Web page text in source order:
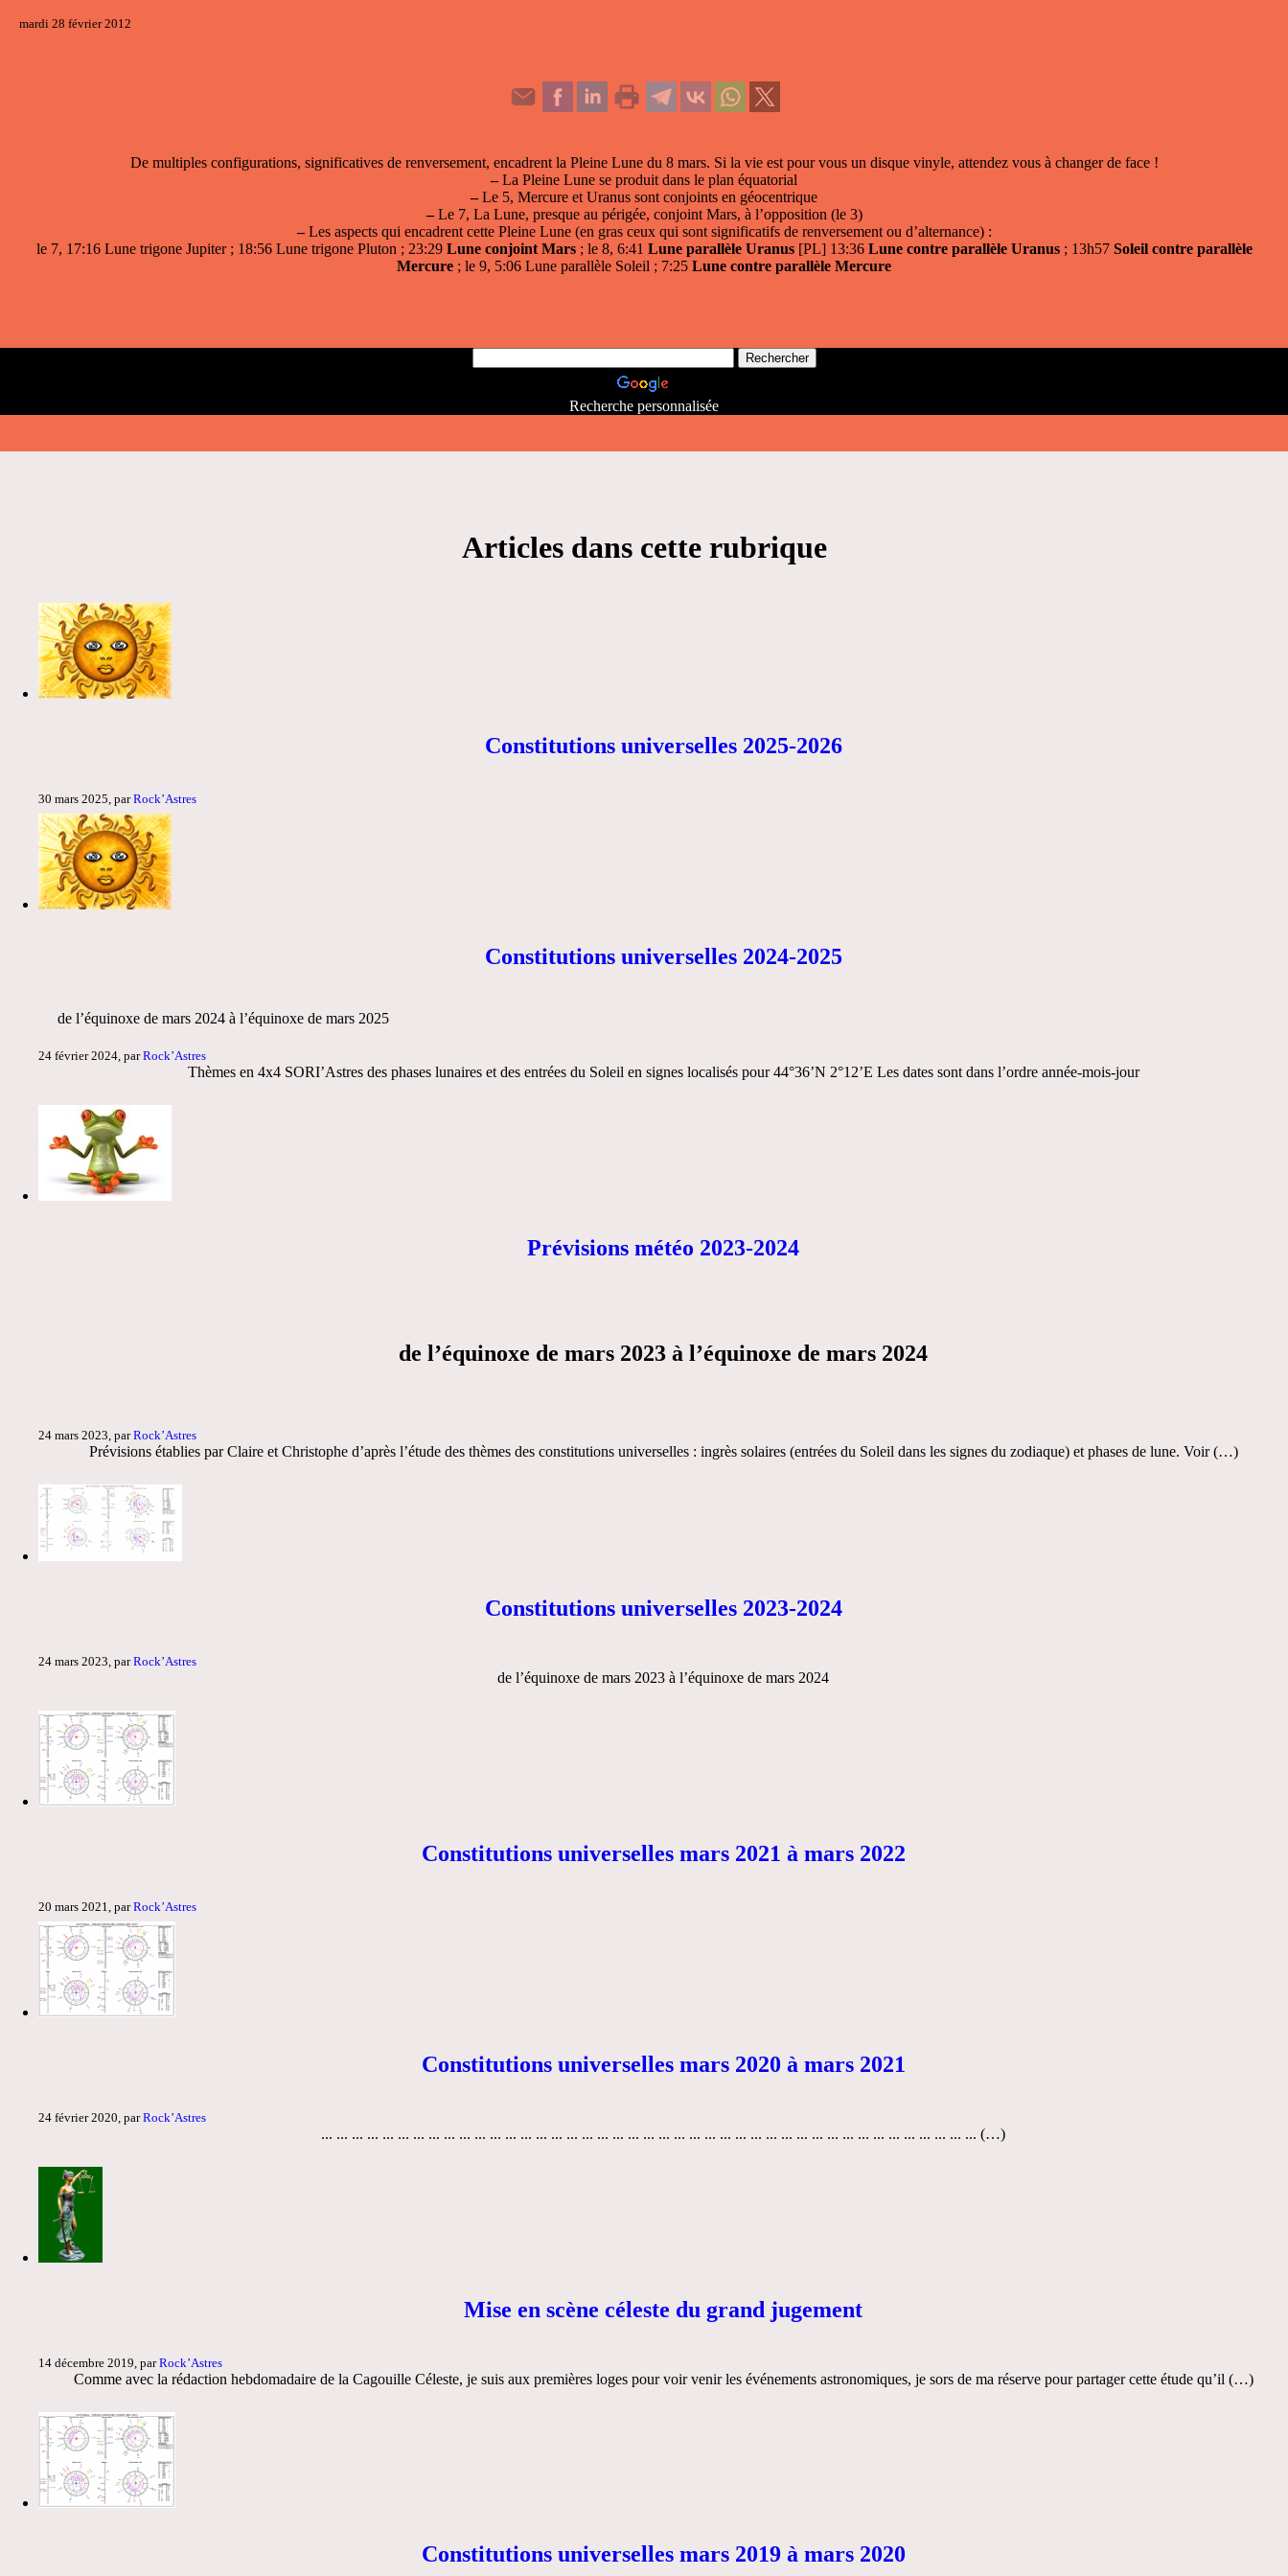
mardi 28 février 2012
De multiples configurations, significatives de renversement, encadrent la Pleine Lune du 8 mars. Si la vie est pour vous un disque vinyle, attendez vous à changer de face !
–La Pleine Lune se produit dans le plan équatorial
–Le 5, Mercure et Uranus sont conjoints en géocentrique
–Le 7, La Lune, presque au périgée, conjoint Mars, à l’opposition (le 3)
–Les aspects qui encadrent cette Pleine Lune (en gras ceux qui sont significatifs de renversement ou d’alternance) :
le 7, 17:16 Lune trigone Jupiter ; 18:56 Lune trigone Pluton ; 23:29 Lune conjoint Mars; le 8, 6:41 Lune parallèle Uranus[PL] 13:36 Lune contre parallèle Uranus; 13h57 Soleil contre parallèle
Mercure ; le 9, 5:06 Lune parallèle Soleil ; 7:25 Lune contre parallèle Mercure
Recherche personnalisée
Articles dans cette rubrique
Constitutions universelles 2025-2026
30 mars 2025, parRock’Astres
Constitutions universelles 2024-2025
de l’équinoxe de mars 2024 à l’équinoxe de mars 2025
24 février 2024, parRock’Astres
Thèmes en 4x4 SORI’Astres des phases lunaires et des entrées du Soleil en signes localisés pour 44°36’N 2°12’E Les dates sont dans l’ordre année-mois-jour
Prévisions météo 2023-2024
de l’équinoxe de mars 2023 à l’équinoxe de mars 2024
24 mars 2023, parRock’Astres
Prévisions établies par Claire et Christophe d’après l’étude des thèmes des constitutions universelles : ingrès solaires (entrées du Soleil dans les signes du zodiaque) et phases de lune. Voir (…)
Constitutions universelles 2023-2024
24 mars 2023, parRock’Astres
de l’équinoxe de mars 2023 à l’équinoxe de mars 2024
Constitutions universelles mars 2021 à mars 2022
20 mars 2021, parRock’Astres
Constitutions universelles mars 2020 à mars 2021
24 février 2020, parRock’Astres
... ... ... ... ... ... ... ... ... ... ... ... ... ... ... ... ... ... ... ... ... ... ... ... ... ... ... ... ... ... ... ... ... ... ... ... ... ... ... ... ... ... ... (…)
Mise en scène céleste du grand jugement
14 décembre 2019, parRock’Astres
Comme avec la rédaction hebdomadaire de la Cagouille Céleste, je suis aux premières loges pour voir venir les événements astronomiques, je sors de ma réserve pour partager cette étude qu’il (…)
Constitutions universelles mars 2019 à mars 2020